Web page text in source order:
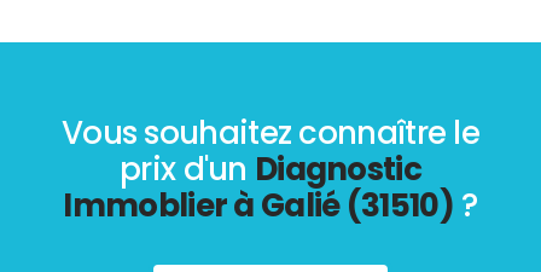
Vous souhaitez connaître le
prix d'un Diagnostic
Immoblier à Galié (31510) ?